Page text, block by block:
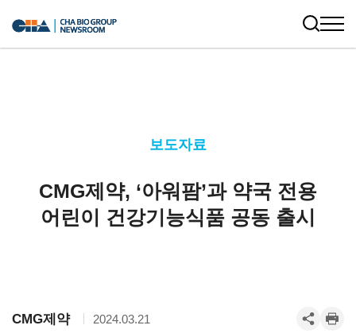
보도자료
CMG제약, ‘아워팜’과 약국 전용
어린이 건강기능식품 공동 출시
CMG제약 2024.03.21